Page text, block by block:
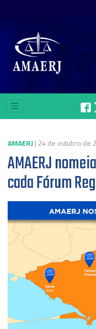
AMAERJ | 24 de outubro de
AMAERJ
cada Fórum